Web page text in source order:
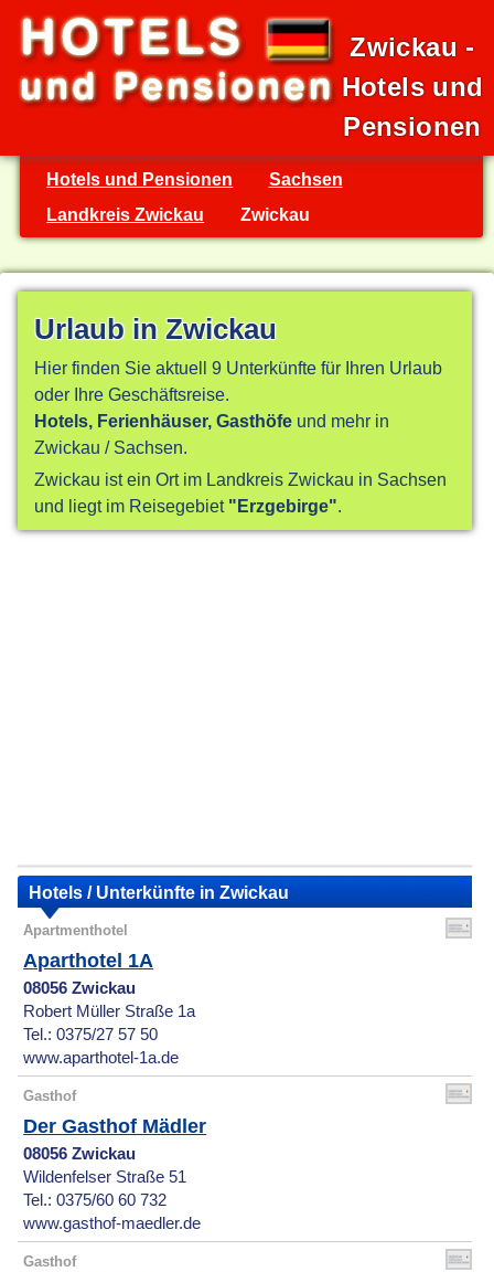
Zwickau -
Hotels und
Pensionen
Hotels und Pensionen
Sachsen
Landkreis Zwickau
Zwickau
Urlaub in Zwickau
Hier finden Sie aktuell 9 Unterkünfte für Ihren Urlaub
oder Ihre Geschäftsreise.
Hotels, Ferienhäuser, Gasthöfe und mehr in
Zwickau / Sachsen.
Zwickau ist ein Ort im Landkreis Zwickau in Sachsen
und liegt im Reisegebiet "Erzgebirge"
Hotels / Unterkünfte in Zwickau
Apartmenthotel
Aparthotel 1A
08056 Zwickau
Robert Müller Straße 1a
Tel.: 0375/27 57 50
www.aparthotel-1a.de
Gasthof
Der Gasthof Mädler
08056 Zwickau
Wildenfelser Straße 51
Tel.: 0375/60 60 732
www.gasthof-maedler.de
Gasthof